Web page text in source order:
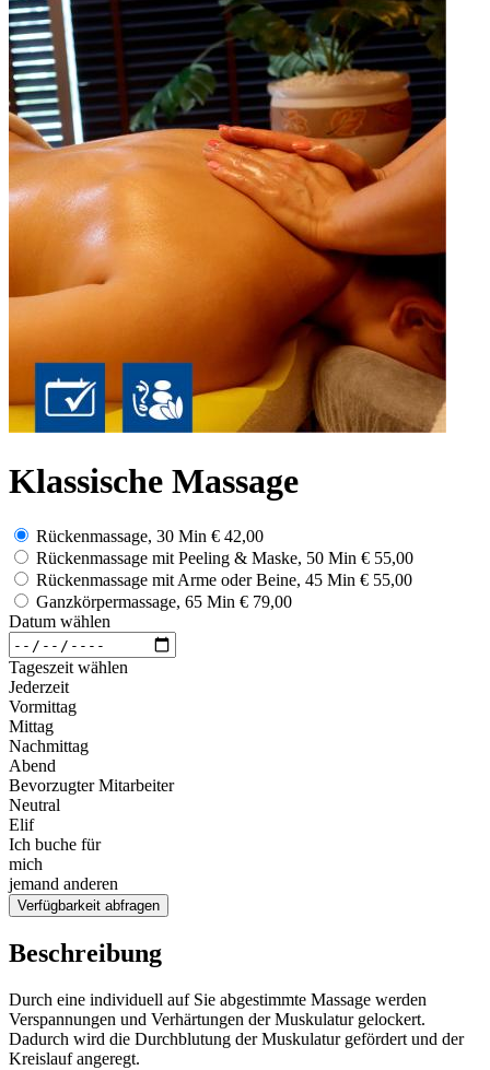
Klassische Massage
Rückenmassage, 30 Min € 42,00
Rückenmassage mit Peeling & Maske, 50 Min € 55,00
Rückenmassage mit Arme oder Beine, 45 Min € 55,00
Ganzkörpermassage, 65 Min € 79,00
Datum wählen
Tageszeit wählen
Jederzeit
Vormittag
Mittag
Nachmittag
Abend
Bevorzugter Mitarbeiter
Neutral
Elif
Ich buche für
mich
jemand anderen
Verfügbarkeit abfragen
Beschreibung
Durch eine individuell auf Sie abgestimmte Massage werden
Verspannungen und Verhärtungen der Muskulatur gelockert.
Dadurch wird die Durchblutung der Muskulatur gefördert und der
Kreislauf angeregt.